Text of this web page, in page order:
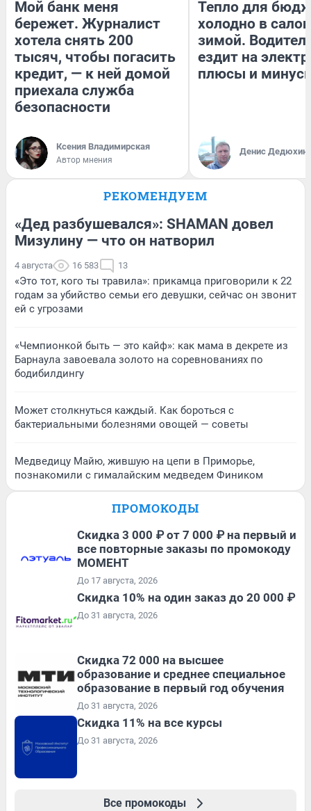
Мой банк меня
бережет. Журналист
хотела снять 200
тысяч, чтобы погасить
кредит, — к ней домой
приехала служба
безопасности
Ксения Владимирская
Автор мнения
Тепло для
холодно в
зимой.
ездит на
плюсы и
Денис Дедюхин
РЕКОМЕНДУЕМ
«Дед разбушевался»: SHAMAN довел
Мизулину — что он натворил
4 августа 16 583 13
«Это тот, кого ты травила»: прикамца приговорили к 22
годам за убийство семьи его девушки, сейчас он звонит
ей с угрозами
«Чемпионкой быть — это кайф»: как мама в декрете из
Барнаула завоевала золото на соревнованиях по
бодибилдингу
Может столкнуться каждый. Как бороться с
бактериальными болезнями овощей — советы
Медведицу Майю, жившую на цепи в Приморье,
познакомили с гималайским медведем Фиником
ПРОМОКОДЫ
Скидка 3 000 ₽ от 7 000 ₽ на первый и
все повторные заказы по промокоду
МОМЕНТ
До 17 августа, 2026
Скидка 10% на один заказ до 20 000 ₽
До 31 августа, 2026
Скидка 72 000 на высшее
образование и среднее специальное
образование в первый год обучения
До 31 августа, 2026
Скидка 11% на все курсы
До 31 августа, 2026
Все промокоды